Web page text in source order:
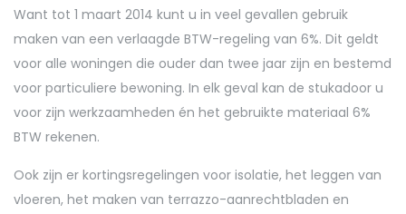
Want tot 1 maart 2014 kunt u in veel gevallen gebruik
maken van een verlaagde BTW-regeling van 6%. Dit geldt
voor alle woningen die ouder dan twee jaar zijn en bestemd
voor particuliere bewoning. In elk geval kan de stukadoor u
voor zijn werkzaamheden én het gebruikte materiaal 6%
BTW rekenen.
Ook zijn er kortingsregelingen voor isolatie, het leggen van
vloeren, het maken van terrazzo-aanrechtbladen en